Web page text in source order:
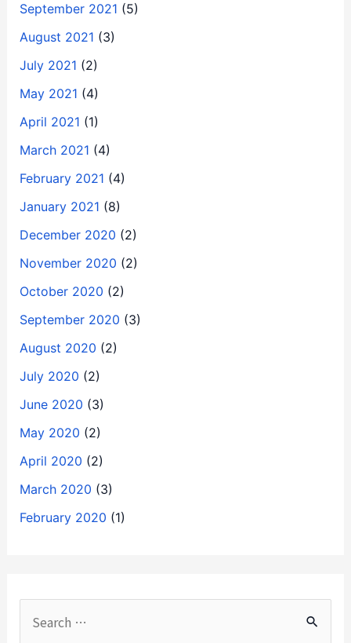
September 2021 (5)
August 2021 (3)
July 2021 (2)
May 2021 (4)
April 2021 (1)
March 2021 (4)
February 2021 (4)
January 2021 (8)
December 2020 (2)
November 2020 (2)
October 2020 (2)
September 2020 (3)
August 2020 (2)
July 2020 (2)
June 2020 (3)
May 2020 (2)
April 2020 (2)
March 2020 (3)
February 2020 (1)